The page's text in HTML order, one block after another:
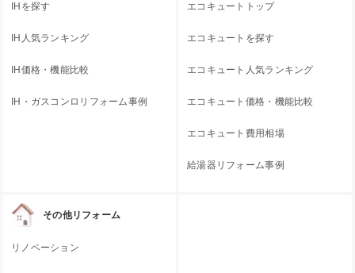
IHを探す
IH人気ランキング
IH価格・機能比較
IH・ガスコンロリフォーム事例
エコキュートトップ
エコキュートを探す
エコキュート人気ランキング
エコキュート価格・機能比較
エコキュート費用相場
給湯器リフォーム事例
その他リフォーム
リノベーション